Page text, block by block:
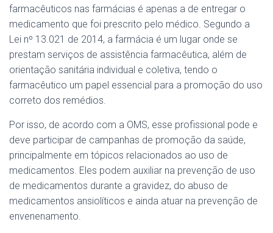
farmacêuticos nas farmácias é apenas a de entregar o
medicamento que foi prescrito pelo médico. Segundo a
Lei nº 13.021 de 2014, a farmácia é um lugar onde se
prestam serviços de assistência farmacêutica, além de
orientação sanitária individual e coletiva, tendo o
farmacêutico um papel essencial para a promoção do uso
correto dos remédios.
Por isso, de acordo com a OMS, esse profissional pode e
deve participar de campanhas de promoção da saúde,
principalmente em tópicos relacionados ao uso de
medicamentos. Eles podem auxiliar na prevenção de uso
de medicamentos durante a gravidez, do abuso de
medicamentos ansiolíticos e ainda atuar na prevenção de
envenenamento.